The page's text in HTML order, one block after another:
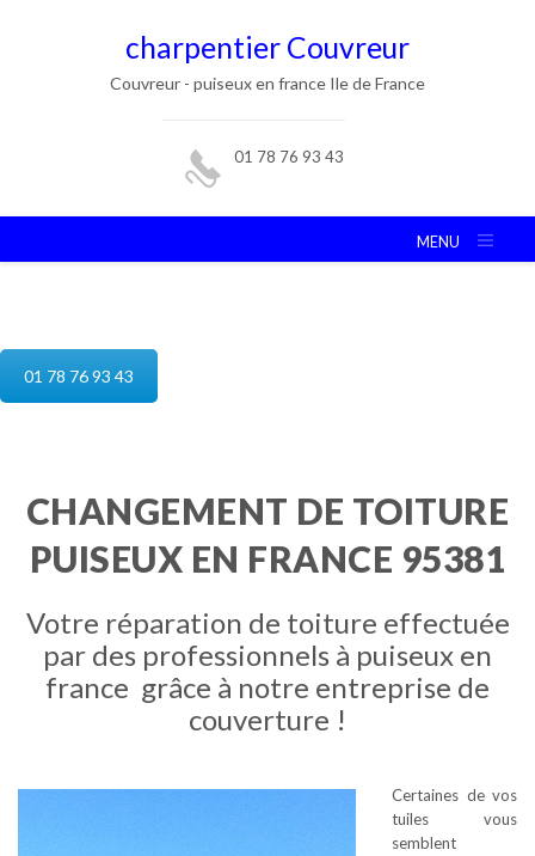
charpentier Couvreur
Couvreur - puiseux en france Ile de France
01 78 76 93 43
MENU
01 78 76 93 43
CHANGEMENT DE TOITURE
PUISEUX EN FRANCE 95381
Votre réparation de toiture effectuée
par des professionnels à puiseux en
france grâce à notre entreprise de
couverture !
Certaines de vos
tuiles vous
semblent